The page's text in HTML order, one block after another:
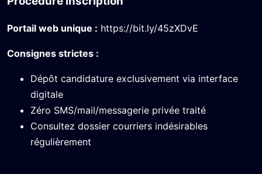
Portail web unique : https://bit.ly/45zXDvE
Consignes strictes :
Dépôt candidature exclusivement via interface
digitale
Zéro SMS/mail/messagerie privée traité
Consultez dossier courriers indésirables
régulièrement